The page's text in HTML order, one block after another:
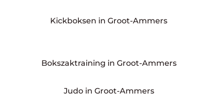
Kickboksen in Groot-Ammers
Bokszaktraining in Groot-Ammers
Judo in Groot-Ammers